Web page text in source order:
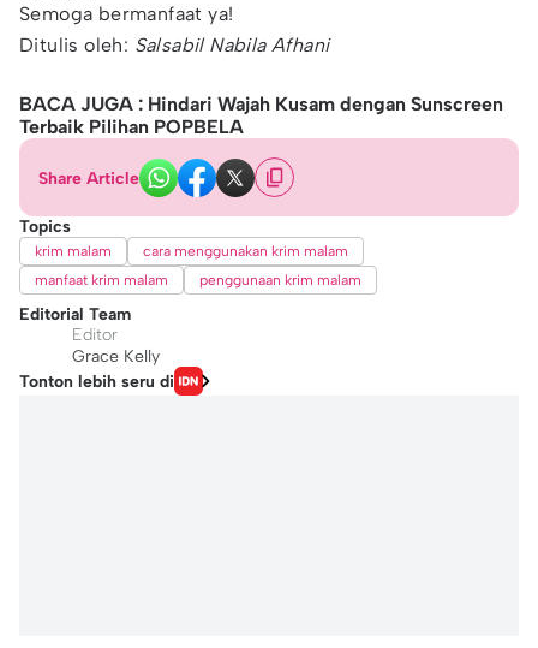
Semoga bermanfaat ya!
Ditulis oleh: Salsabil Nabila Afhani
BACA JUGA : Hindari Wajah Kusam dengan Sunscreen
Terbaik Pilihan POPBELA
Share Article
Topics
krim malam
cara menggunakan krim malam
manfaat krim malam
penggunaan krim malam
Editorial Team
Editor
Grace Kelly
Tonton lebih seru di